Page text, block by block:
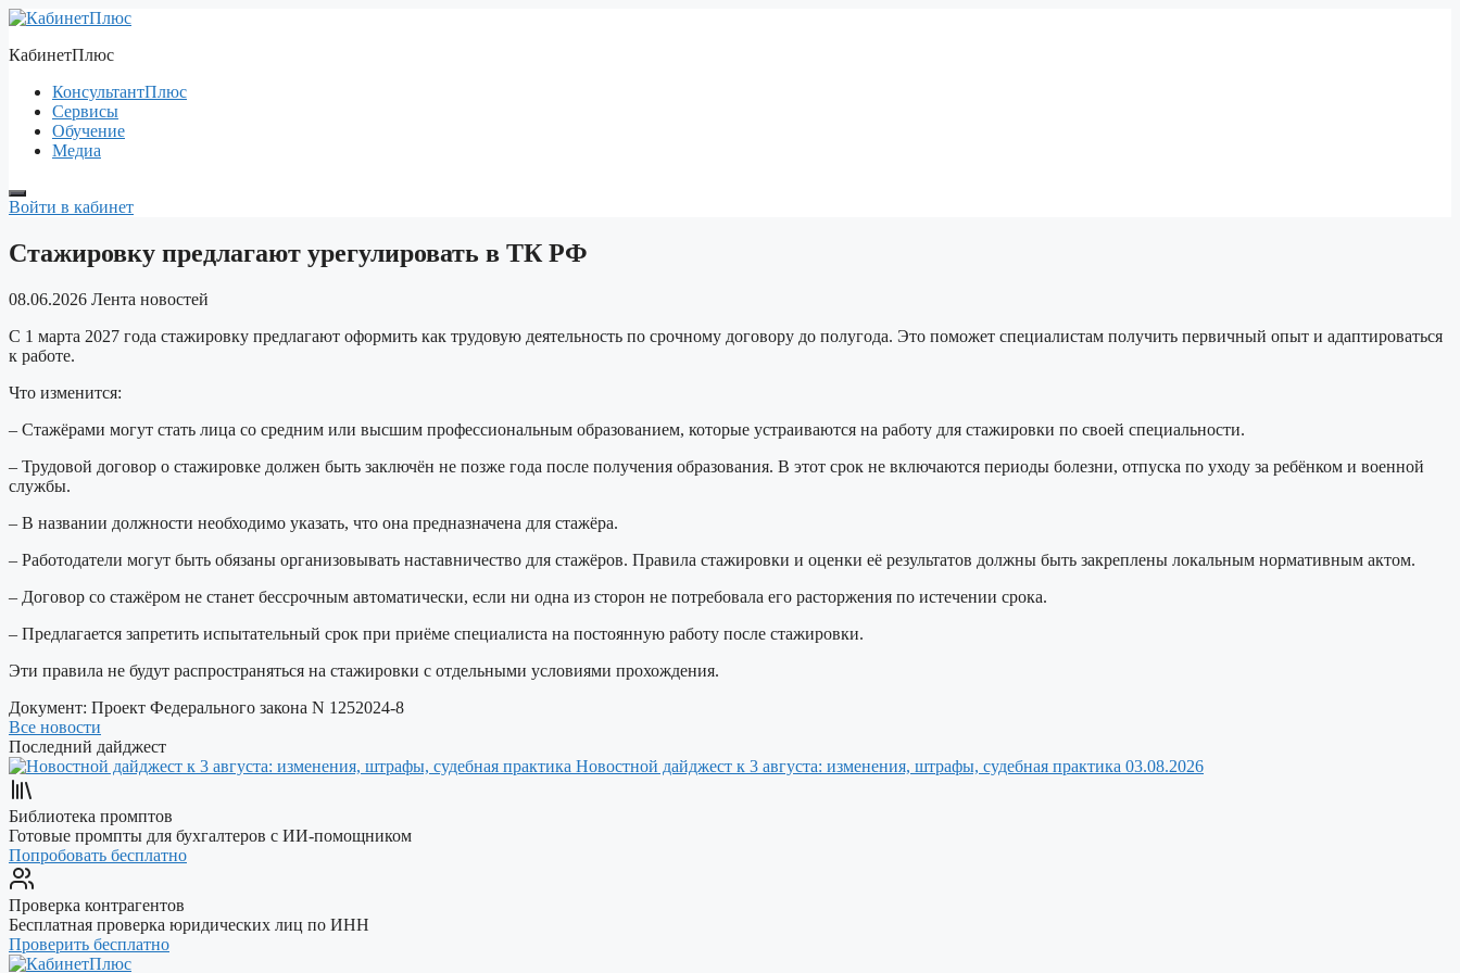
Перейти
содержимому
КабинетПлюс
КонсультантПлюс
Сервисы
Обучение
Медиа
Войти в кабинет
Стажировку предлагают урегулировать в ТК РФ
08.06.2026 Лента новостей
С 1 марта 2027 года стажировку предлагают оформить как трудовую деятельность по срочному договору до полугода. Это поможет специалистам получить первичный опыт и адаптироваться
к работе.
Что изменится:
– Стажёрами могут стать лица со средним или высшим профессиональным образованием, которые устраиваются на работу для стажировки по своей специальности.
– Трудовой договор о стажировке должен быть заключён не позже года после получения образования. В этот срок не включаются периоды болезни, отпуска по уходу за ребёнком и военной
службы.
– В названии должности необходимо указать, что она предназначена для стажёра.
– Работодатели могут быть обязаны организовывать наставничество для стажёров. Правила стажировки и оценки её результатов должны быть закреплены локальным нормативным актом.
– Договор со стажёром не станет бессрочным автоматически, если ни одна из сторон не потребовала его расторжения по истечении срока.
– Предлагается запретить испытательный срок при приёме специалиста на постоянную работу после стажировки.
Эти правила не будут распространяться на стажировки с отдельными условиями прохождения.
Документ: Проект Федерального закона N 1252024-8
Все новости
Последний дайджест
Новостной дайджест к 3 августа: изменения, штрафы, судебная практика 03.08.2026
Библиотека промптов
Готовые промпты для бухгалтеров с ИИ-помощником
Попробовать бесплатно
Проверка контрагентов
Бесплатная проверка юридических лиц по ИНН
Проверить бесплатно